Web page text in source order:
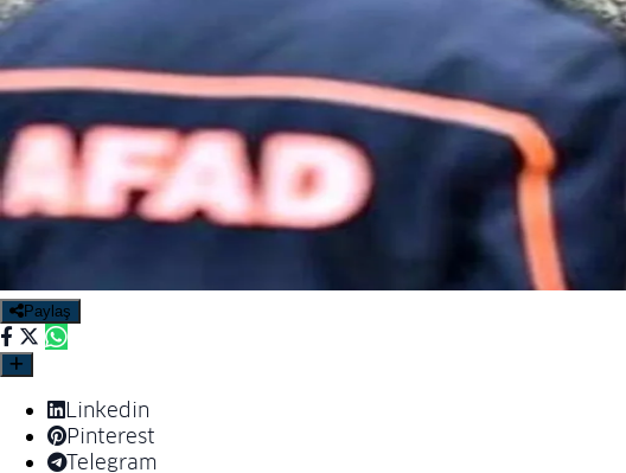
Paylaş
Linkedin
Pinterest
Telegram